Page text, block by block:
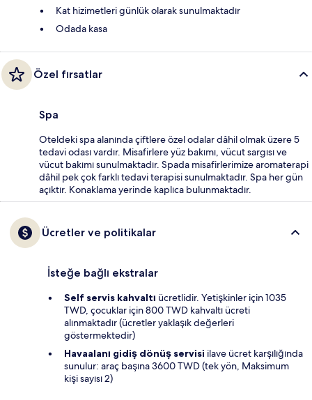
Kat hizimetleri günlük olarak sunulmaktadır
Odada kasa
Özel fırsatlar
Spa
Oteldeki spa alanında çiftlere özel odalar dâhil olmak üzere 5
tedavi odası vardır. Misafirlere yüz bakımı, vücut sargısı ve
vücut bakımı sunulmaktadır. Spada misafirlerimize aromaterapi
dâhil pek çok farklı tedavi terapisi sunulmaktadır. Spa her gün
açıktır. Konaklama yerinde kaplıca bulunmaktadır.
Ücretler ve politikalar
İsteğe bağlı ekstralar
Self servis kahvaltı ücretlidir. Yetişkinler için 1035
TWD, çocuklar için 800 TWD kahvaltı ücreti
alınmaktadır (ücretler yaklaşık değerleri
göstermektedir)
Havaalanı gidiş dönüş servisi ilave ücret karşılığında
sunulur: araç başına 3600 TWD (tek yön, Maksimum
kişi sayısı 2)